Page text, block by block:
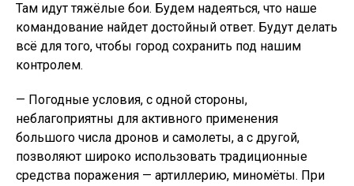
Там идут тяжёлые бои. Будем надеяться, что наше
командование найдет достойный ответ. Будут делать
всё для того, чтобы город сохранить под нашим
контролем.
— Погодные условия, с одной стороны,
неблагоприятны для активного применения
большого числа дронов и самолеты, а с другой,
позволяют широко использовать традиционные
средства поражения — артиллерию, миномёты. При